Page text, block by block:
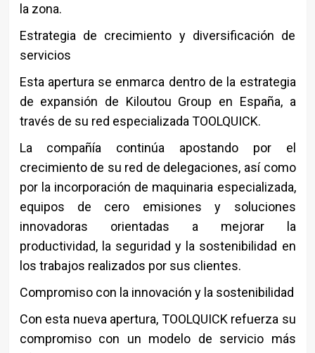
la zona.
Estrategia de crecimiento y diversificación de
servicios
Esta apertura se enmarca dentro de la estrategia
de expansión de Kiloutou Group en España, a
través de su red especializada TOOLQUICK.
La compañía continúa apostando por el
crecimiento de su red de delegaciones, así como
por la incorporación de maquinaria especializada,
equipos de cero emisiones y soluciones
innovadoras orientadas a mejorar la
productividad, la seguridad y la sostenibilidad en
los trabajos realizados por sus clientes.
Compromiso con la innovación y la sostenibilidad
Con esta nueva apertura, TOOLQUICK refuerza su
compromiso con un modelo de servicio más